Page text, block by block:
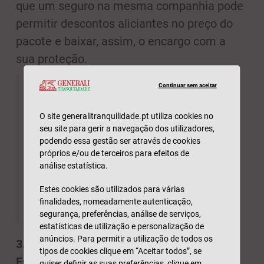
que um seguro na mesma companhia pode
permitir descontos aliciantes no preço do
pacote e baixar, assim, o encargo com a
sua proteção.
Sabia que na Tranquilidade
pode fazer o pleno das
poupanças juntando os seus
seguros? Encontreaqui
solução para a proteção do seu
automóvel.
3.
Continuar sem aceitar
O site generalitranquilidade.pt utiliza cookies no
seu site para gerir a navegação dos utilizadores,
podendo essa gestão ser através de cookies
próprios e/ou de terceiros para efeitos de
análise estatística.
Estes cookies são utilizados para várias
finalidades, nomeadamente autenticação,
segurança, preferências, análise de serviços,
estatísticas de utilização e personalização de
anúncios. Para permitir a utilização de todos os
tipos de cookies clique em “Aceitar todos”, se